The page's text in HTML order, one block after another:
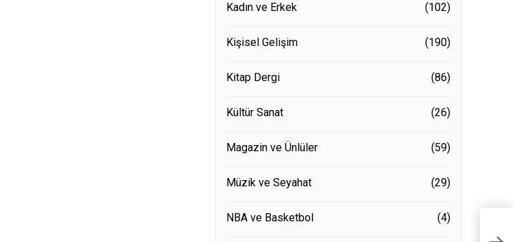
Kadın ve Erkek (102)
Kişisel Gelişim (190)
Kitap Dergi (86)
Kültür Sanat (26)
Magazin ve Ünlüler (59)
Müzik ve Seyahat (29)
NBA ve Basketbol (4)